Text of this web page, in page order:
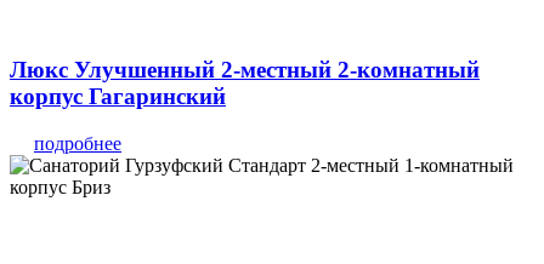
Люкс Улучшенный 2-местный 2-комнатный
корпус Гагаринский
подробнее